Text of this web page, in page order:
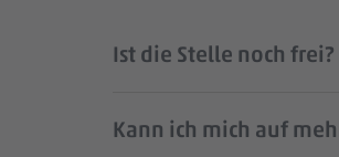
Ist die Stelle noch frei?
Kann ich mich auf